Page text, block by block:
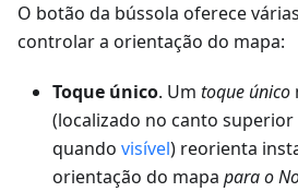
O botão da bússola oferece
controlar a orientação do mapa:
Toque único. Um toque único
(localizado no canto
quando visível) reorienta
orientação do mapa para o